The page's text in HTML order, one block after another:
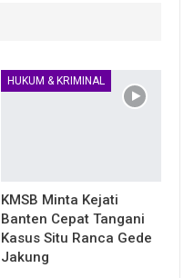
HUKUM & KRIMINAL
KMSB Minta Kejati
Banten Cepat Tangani
Kasus Situ Ranca Gede
Jakung